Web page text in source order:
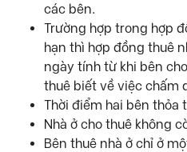
các bên.
Trường hợp trong hợp
hạn thì hợp đồng thuê
ngày tính từ khi bên
thuê biết về việc chấm
Thời điểm hai bên thỏa
Nhà ở cho thuê không
Bên thuê nhà ở chỉ ở